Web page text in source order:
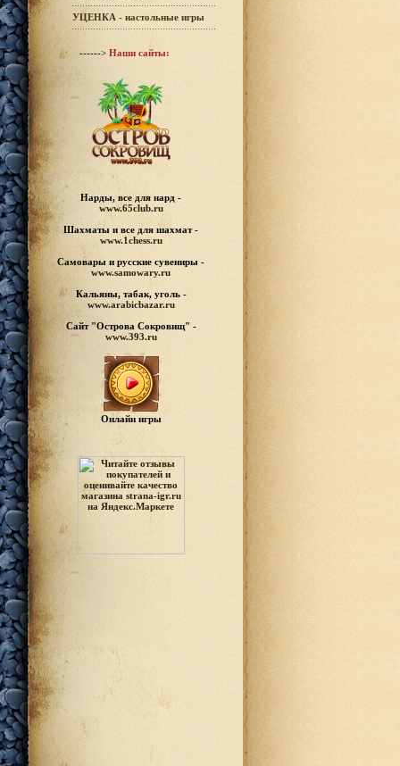
УЦЕНКА - настольные игры
------> Наши сайты:
Нарды, все для нард -
www.65club.ru
Шахматы и все для шахмат -
www.1chess.ru
Самовары и русские сувениры -
www.samowary.ru
Кальяны, табак, уголь -
www.arabicbazar.ru
Сайт "Острова Сокровищ" -
www.393.ru
Онлайн игры